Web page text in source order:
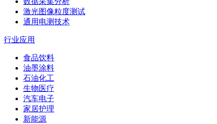
激光图像粒度测试
通用电测技术
行业应用
食品饮料
油墨涂料
石油化工
生物医疗
汽车电子
家居护理
新能源